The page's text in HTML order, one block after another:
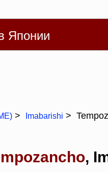
Японии
Imabarishi
,